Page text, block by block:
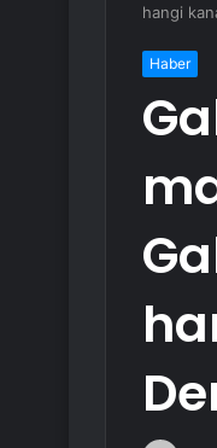
hangi
Haber